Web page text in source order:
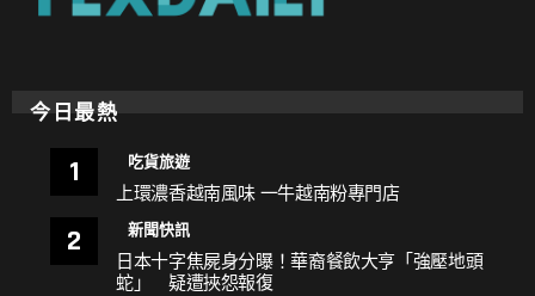
今日最熱
吃貨旅遊
上環濃香越南風味 一牛越南粉專門店
新聞快訊
日本十字焦屍身分曝！華裔餐飲大亨「強壓地頭
蛇」 疑遭挾怨報復